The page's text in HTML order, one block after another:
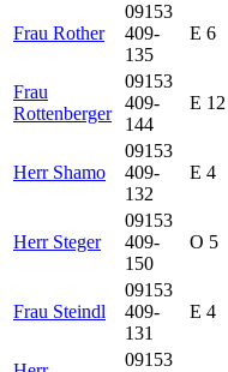
Frau Rother
09153
409-
135
E 6
Frau
Rottenberger
09153
409-
144
E 12
Herr Shamo
09153
409-
132
E 4
Herr Steger
09153
409-
150
O 5
Frau Steindl
09153
409-
131
E 4
09153